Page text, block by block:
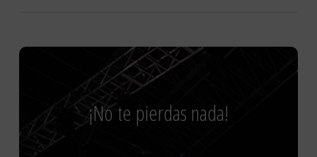
¡No te pierdas nada!